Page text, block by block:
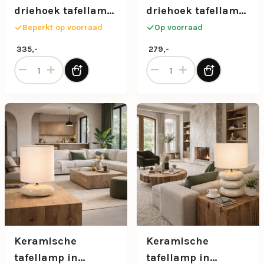
driehoek tafellamp
beige/goud met
stoffen kap
Beperkt op voorraad
335,-
Keramische driehoek tafellamp beige/goud met stoffen
driehoek tafellamp
beige/goud met
stoffen kap
Op voorraad
279,-
Keramische driehoek
Keramische
tafellamp in
Keramische
tafellamp in